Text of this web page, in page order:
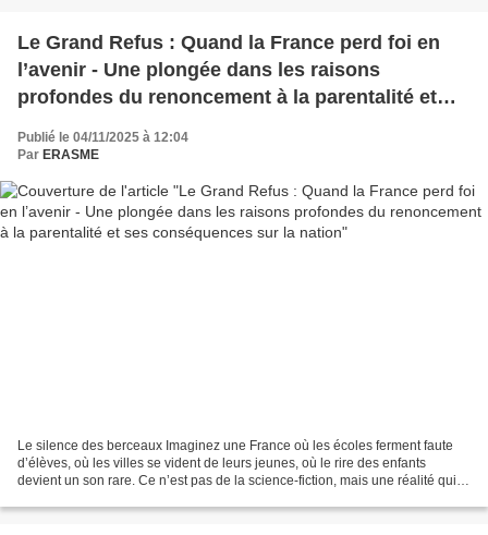
Le Grand Refus : Quand la France perd foi en
l’avenir - Une plongée dans les raisons
profondes du renoncement à la parentalité et
Publié le 04/11/2025 à 12:04
Par ERASME
Le silence des berceaux Imaginez une France où les écoles ferment faute
d’élèves, où les villes se vident de leurs jeunes, où le rire des enfants
devient un son rare. Ce n’est pas de la science-fiction, mais une réalité qui